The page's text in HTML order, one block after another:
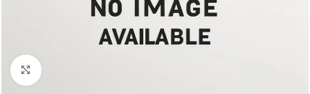
Click to enlarge